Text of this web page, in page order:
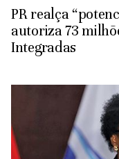
PR realça
autoriza 73
Integradas